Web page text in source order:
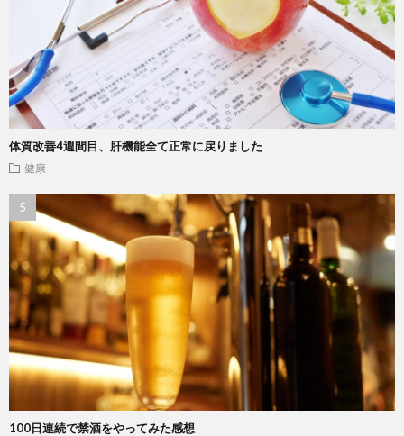
体質改善4週間目、肝機能全て正常に戻りました
健康
100日連続で禁酒をやってみた感想